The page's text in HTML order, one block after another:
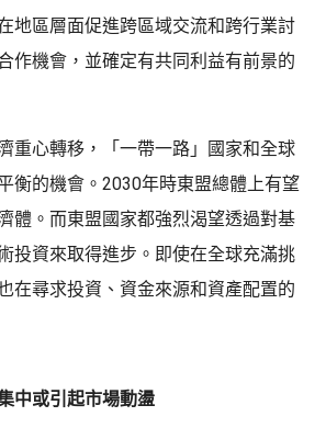
地區層面促進跨區域交流和跨行業討
作機會，並確定有共同利益有前景的
重心轉移，「一帶一路」國家和全球
衡的機會。2030年時東盟總體上有望
體。而東盟國家都強烈渴望透過對基
投資來取得進步。即使在全球充滿挑
在尋求投資、資金來源和資產配置的
中或引起市場動盪